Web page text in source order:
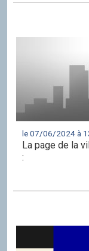
le 07/06/2024 à
La page de la
: